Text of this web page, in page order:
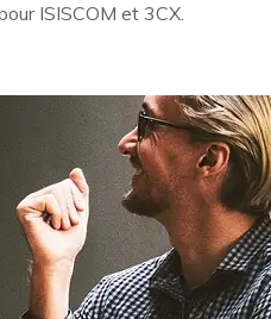
ISISCOM et 3CX.